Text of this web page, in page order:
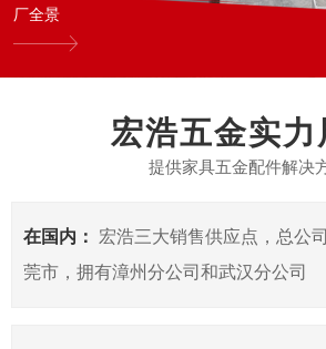
厂全景
宏浩五金实力
提供家具五金配件解决
在国内：
宏浩三大销售供应点，总公
莞市，拥有漳州分公司和武汉分公司